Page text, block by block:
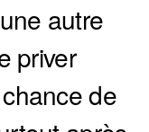
autre
priver
de